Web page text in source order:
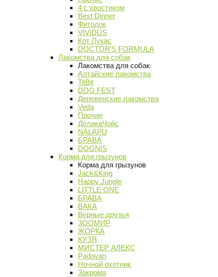
4 с хвостиком
Best Dinner
Фитодок
VIVIDUS
Кот Лукас
DOCTOR'S FORMULA
Лакомства для собак
Лакомства для собак
Алтайские лакомства
TitBit
DOG FEST
Деревенские лакомства
Veda
Прочие
ДеликаЧойс
NALAPU
БРАВА
DOGNIS
Корма для грызунов
Корма для грызунов
Jack&King
Happy Jungle
LITTLE ONE
БРАВА
ВАКА
Верные друзья
ЗООМИР
ЖОРКА
КУЗЯ
МИСТЕР АЛЕКС
Padovan
Ночной охотник
Закрома